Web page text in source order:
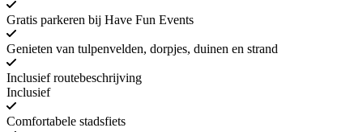
Gratis parkeren bij Have Fun Events
Genieten van tulpenvelden, dorpjes, duinen en strand
Inclusief routebeschrijving
Inclusief
Comfortabele stadsfiets